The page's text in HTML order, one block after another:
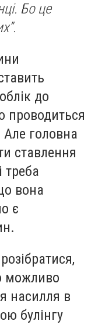
Бо це
до
проводиться
Але головна
ставлення
треба
вона
є
можливо
насилля в
булінгу